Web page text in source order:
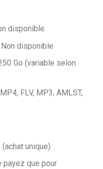
disponible
disponible
Go (variable selon
FLV, MP3, AMLST,
unique)
payez que pour